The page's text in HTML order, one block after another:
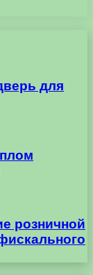
для
розничной